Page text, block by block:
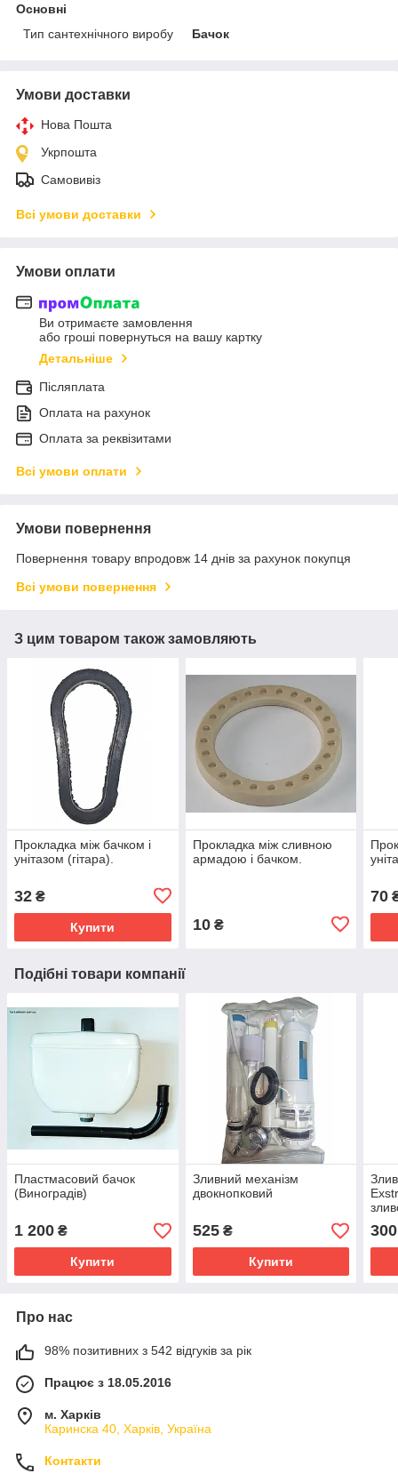
Основні
Тип сантехнічного виробу
Бачок
Умови доставки
Нова Пошта
Укрпошта
Самовивіз
Всі умови доставки
Умови оплати
Ви отримаєте замовлення
або гроші повернуться на вашу картку
Детальніше
Післяплата
Оплата на рахунок
Оплата за реквізитами
Всі умови оплати
Умови повернення
Повернення товару впродовж 14 днів за рахунок покупця
Всі умови повернення
З цим товаром також замовляють
Прокладка між бачком і
унітазом (гітара).
32 ₴
Купити
Прокладка між сливною
армадою і бачком.
10₴
70
Подібні товари компанії
Пластмасовий бачок
(Виноградів)
1 200 ₴
Купити
Зливний механізм
двокнопковий
525₴
Купити
води
300
Про нас
98% позитивних з 542 відгуків за рік
Працює з 18.05.2016
м. Харків
Каринска 40, Харків, Україна
Контакти